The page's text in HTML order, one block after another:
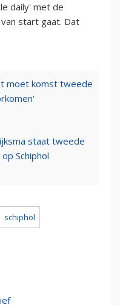
daily' met de
start gaat. Dat
moet komst tweede
staat tweede
Schiphol
schiphol